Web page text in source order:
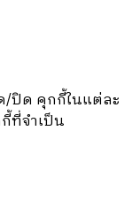
/ปิด คุกกี้ในแต่ละ
ที่จำเป็น